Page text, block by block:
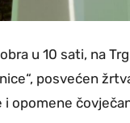
u 10 sati, na
posvećen
i opomene